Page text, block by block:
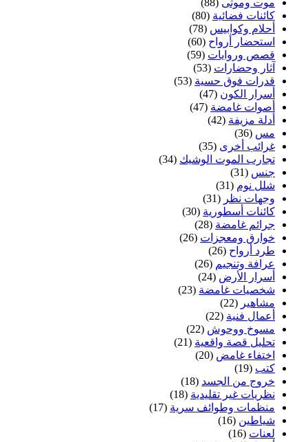
موت وموتى (88)
كائنات فضائية (80)
أحلام وكوابيس (78)
استحضار أرواح (60)
قصص وروايات (59)
آثار وحضارات (53)
قدرات فوق حسية (53)
أسرار الكون (47)
أصوات غامضة (47)
أدلة مزيفة (42)
مس (36)
غرائب أخرى (35)
تجارب الموت الوشيك (34)
جنس (31)
شلل نوم (31)
وجهات نظر (31)
كائنات أسطورية (30)
جرائم غامضة (28)
خوارق ومعجزات (26)
طرد أرواح (26)
عرافة وتنجيم (26)
أسرار الأرض (24)
شخصيات غامضة (23)
مشاهير (22)
أعمال فنية (22)
مسوخ ووحوش (22)
تحليل قصة واقعية (21)
اختفاء غامض (20)
كتب (19)
خروج من الجسد (18)
نظريات غير تقليدية (18)
منظمات وطوائف سرية (17)
شياطين (16)
لعنات (16)